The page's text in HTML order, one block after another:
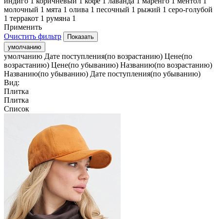
молочный 1 мята 1 олива 1 песочный 1 рыжий 1 серо-голубой
1 терракот 1 румяна 1
Применить
Очистить фильтр
умолчанию
умолчанию Дате поступления(по возрастанию) Цене(по
возрастанию) Цене(по убыванию) Названию(по возрастанию)
Названию(по убыванию) Дате поступления(по убыванию)
Вид:
Плитка
Плитка
Список